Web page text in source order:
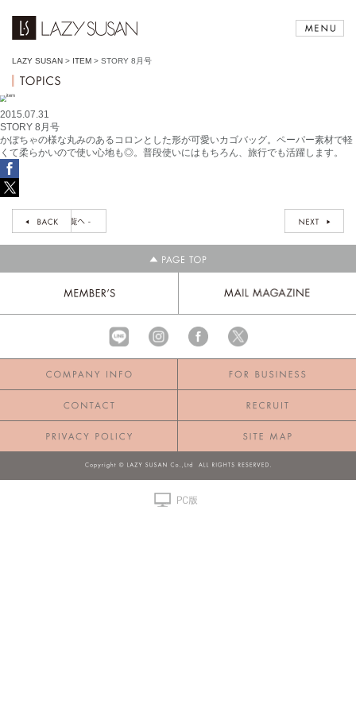
LAZY SUSAN > ITEM > STORY 8月号
2015.07.31
STORY 8月号
かぼちゃの様な丸みのあるコロンとした形が可愛いカゴバッグ。ペーパー素材で軽
くて柔らかいので使い心地も◎。普段使いにはもちろん、旅行でも活躍します。